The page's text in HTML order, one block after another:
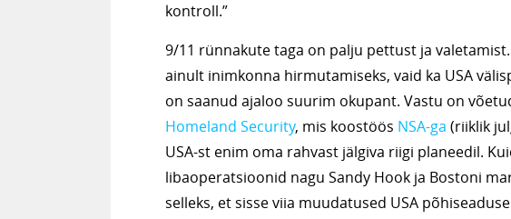
kontroll.”
9/11 rünnakute taga on palju pettust ja
ainult inimkonna hirmutamiseks, vaid ka USA
on saanud ajaloo suurim okupant. Vastu on
Homeland Security, mis koostöös NSA-ga (riiklik
USA-st enim oma rahvast jälgiva riigi planeedil.
libaoperatsioonid nagu Sandy Hook ja Bostoni
selleks, et sisse viia muudatused USA